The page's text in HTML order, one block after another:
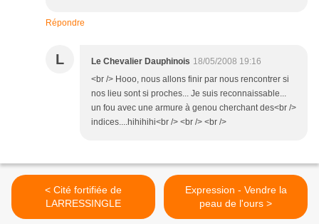
Répondre
L Le Chevalier Dauphinois 18/05/2008 19:16
<br /> Hooo, nous allons finir par nous rencontrer si
nos lieu sont si proches... Je suis reconnaissable...
un fou avec une armure à genou cherchant des<br />
indices....hihihihi<br /> <br /> <br />
< Cité fortifiée de
LARRESSINGLE
Expression - Vendre la
peau de l'ours >